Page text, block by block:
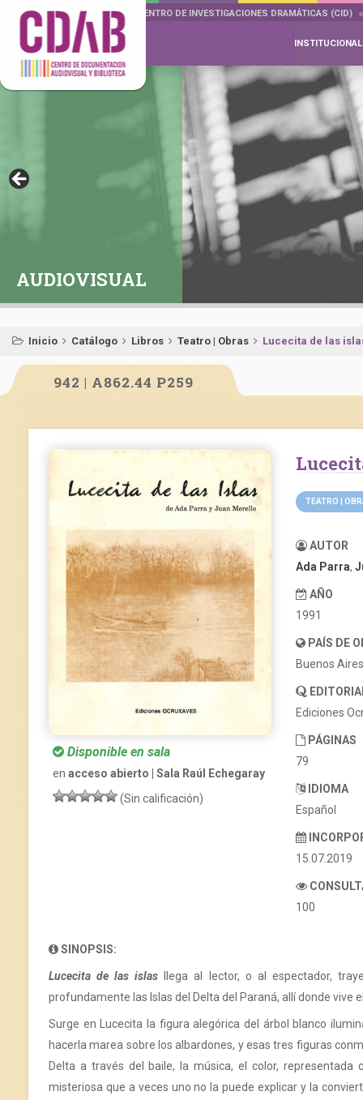
DOCUMENTA DRAMÁTICAS CENTRO DE INVESTIGACIONES DRAMÁTICAS (CID)
INSTITUCIONAL
AUDIOVISUAL
Inicio Catálogo Libros Teatro | Obras Lucecita de las
942 | A862.44 P259
Disponible en sala
en acceso abierto | Sala Raúl Echegaray
(Sin calificación)
TEATRO |
AUTOR
Ada Parra,
AÑO
1991
PAÍS DE
Buenos
Ediciones
PÁGINAS
79
IDIOMA
Español
15.07.2019
100
SINOPSIS:
Lucecita de las islas llega al lector, o al espectador,
profundamente las Islas del Delta del Paraná, allí donde vive
Surge en Lucecita la figura alegórica del árbol blanco
hacerla marea sobre los albardones, y esas tres figuras
Delta a través del baile, la música, el color,
misteriosa que a veces uno no la puede explicar y la